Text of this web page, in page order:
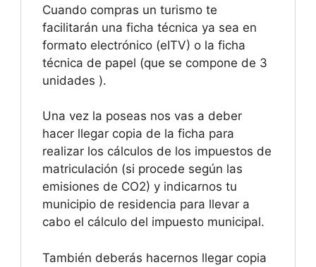
Cuando compras un turismo te
facilitarán una ficha técnica ya sea en
formato electrónico (eITV) o la ficha
técnica de papel (que se compone de 3
unidades ).
Una vez la poseas nos vas a deber
hacer llegar copia de la ficha para
realizar los cálculos de los impuestos de
matriculación (si procede según las
emisiones de CO2) y indicarnos tu
municipio de residencia para llevar a
cabo el cálculo del impuesto municipal.
También deberás hacernos llegar copia